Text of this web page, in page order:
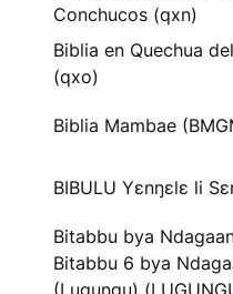
Conchucos (qxn)
Biblia en Quechua
(qxo)
Biblia Mambae
BIBULU Yɛnŋɛlɛ li
Bitabbu bya
Bitabbu 6 bya
(Lugungu)